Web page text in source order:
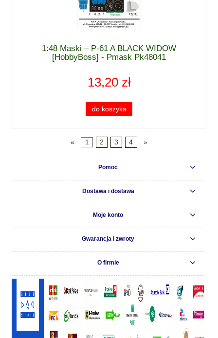
1:48 Maski – P-61 A BLACK WIDOW
[HobbyBoss] - Pmask Pk48041
13,20 zł
do koszyka
« 1 2 3 4 »
Pomoc
Dostawa i dostawa
Moje konto
Gwarancja i zwroty
O firmie